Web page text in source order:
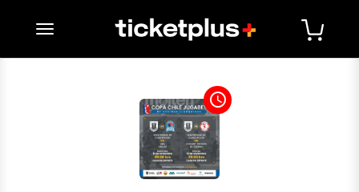
desplegar navegación
access_time